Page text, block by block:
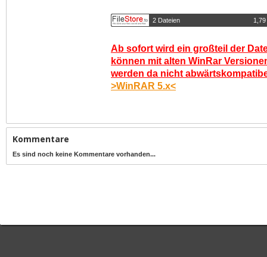
2 Dateien
Ab sofort wird ein großteil der
können mit alten WinRar
werden da nicht
>WinRAR 5.x<
Kommentare
Es sind noch keine Kommentare vorhanden...